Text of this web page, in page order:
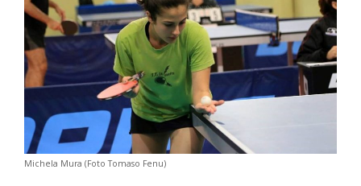
Michela Mura (Foto Tomaso Fenu)